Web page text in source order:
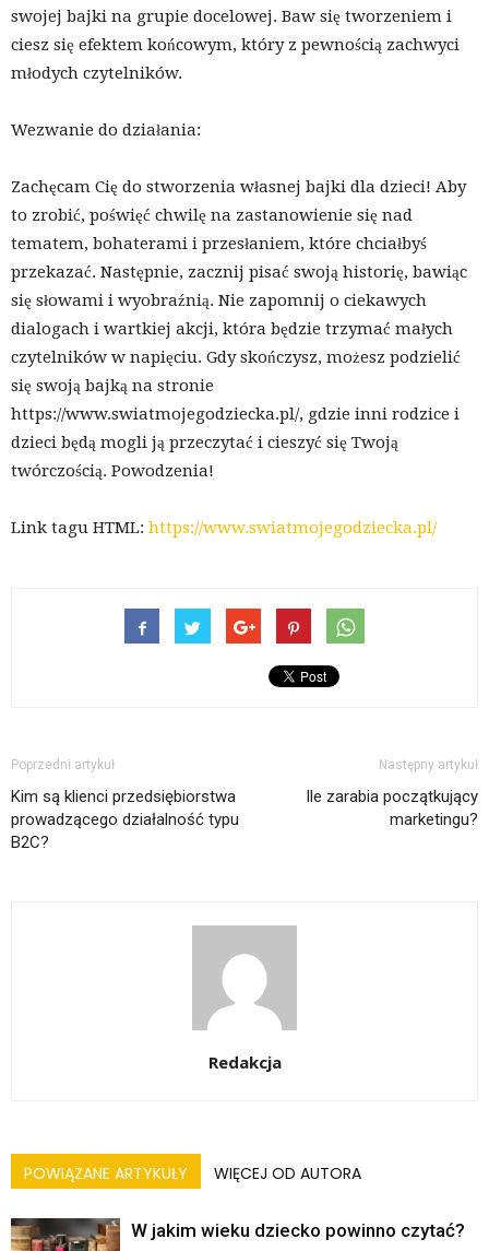
swojej bajki na grupie docelowej. Baw się tworzeniem i
ciesz się efektem końcowym, który z pewnością zachwyci
młodych czytelników.
Wezwanie do działania:
Zachęcam Cię do stworzenia własnej bajki dla dzieci! Aby
to zrobić, poświęć chwilę na zastanowienie się nad
tematem, bohaterami i przesłaniem, które chciałbyś
przekazać. Następnie, zacznij pisać swoją historię, bawiąc
się słowami i wyobraźnią. Nie zapomnij o ciekawych
dialogach i wartkiej akcji, która będzie trzymać małych
czytelników w napięciu. Gdy skończysz, możesz podzielić
się swoją bajką na stronie
https://www.swiatmojegodziecka.pl/, gdzie inni rodzice i
dzieci będą mogli ją przeczytać i cieszyć się Twoją
twórczością. Powodzenia!
Link tagu HTML: https://www.swiatmojegodziecka.pl/
Poprzedni artykuł
Kim są klienci przedsiębiorstwa
prowadzącego działalność typu
B2C?
Następny artykuł
Ile zarabia początkujący
marketingu?
Redakcja
POWIĄZANE ARTYKUŁY WIĘCEJ OD AUTORA
W jakim wieku dziecko powinno czytać?